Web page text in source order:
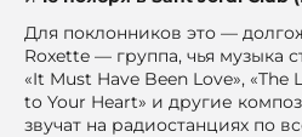
Для поклонников это —
Roxette — группа, чья музыка
«It Must Have Been Love», «The
to Your Heart» и другие
звучат на радиостанциях по